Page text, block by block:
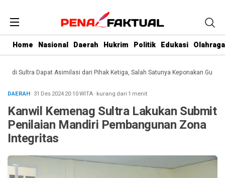
Home Nasional Daerah Hukrim Politik Edukasi Olahraga
Dapat Asimilasi dari Pihak Ketiga, Salah Satunya Keponakan Gubernur
DAERAH· 31 Des 202420:10WITA· kurang dari 1 menit
Kanwil Kemenag Sultra Lakukan Submit
Penilaian Mandiri Pembangunan Zona
Integritas